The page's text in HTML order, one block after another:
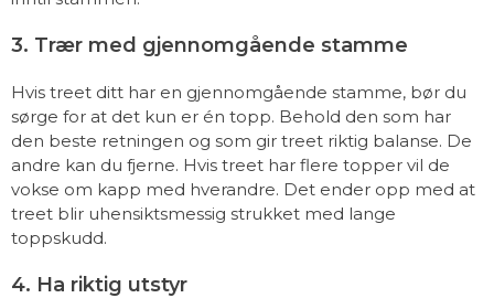
3. Trær med gjennomgående stamme
Hvis treet ditt har en gjennomgående stamme, bør du
sørge for at det kun er én topp. Behold den som har
den beste retningen og som gir treet riktig balanse. De
andre kan du fjerne. Hvis treet har flere topper vil de
vokse om kapp med hverandre. Det ender opp med at
treet blir uhensiktsmessig strukket med lange
toppskudd.
4. Ha riktig utstyr